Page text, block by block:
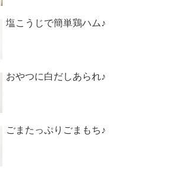
塩こうじで簡単鶏ハム♪
おやつに白だしあられ♪
ごまたっぷりごまもち♪